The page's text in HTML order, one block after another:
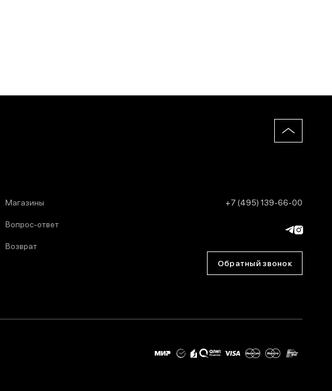
Магазины
Вопрос-ответ
Возврат
+7 (495) 139-66-00
Обратный звонок